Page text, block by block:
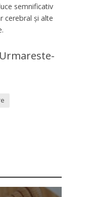
semnificativ
cerebral și alte
Urmareste-